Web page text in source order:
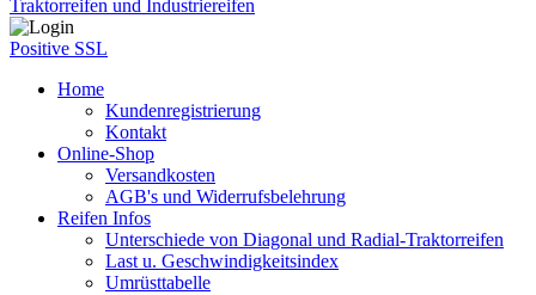
Positive SSL
Home
Kundenregistrierung
Kontakt
Online-Shop
Versandkosten
AGB's und Widerrufsbelehrung
Reifen Infos
Unterschiede von Diagonal und Radial-Traktorreifen
Last u. Geschwindigkeitsindex
Umrüsttabelle